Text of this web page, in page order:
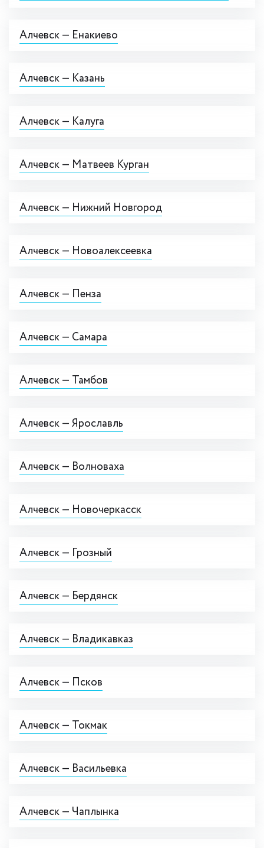
Алчевск — Енакиево
Алчевск — Казань
Алчевск — Калуга
Алчевск — Матвеев Курган
Алчевск — Нижний Новгород
Алчевск — Новоалексеевка
Алчевск — Пенза
Алчевск — Самара
Алчевск — Тамбов
Алчевск — Ярославль
Алчевск — Волноваха
Алчевск — Новочеркасск
Алчевск — Грозный
Алчевск — Бердянск
Алчевск — Владикавказ
Алчевск — Псков
Алчевск — Токмак
Алчевск — Васильевка
Алчевск — Чаплынка